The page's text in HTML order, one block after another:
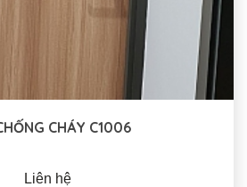
CHÁY C1006
Liên hệ